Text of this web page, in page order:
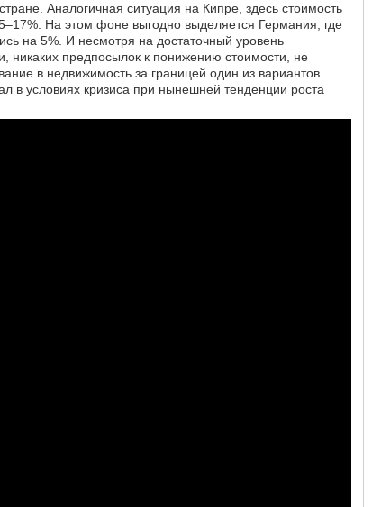
Аналогичная ситуация на Кипре, здесь стоимость
На этом фоне выгодно выделяется Германия, где
на 5%. И несмотря на достаточный уровень
никаких предпосылок к понижению стоимости, не
в недвижимость за границей один из вариантов
в условиях кризиса при нынешней тенденции роста